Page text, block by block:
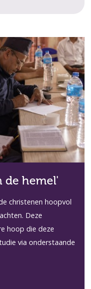
de hemel'
christenen hoopvol
Deze
hoop die deze
via onderstaande